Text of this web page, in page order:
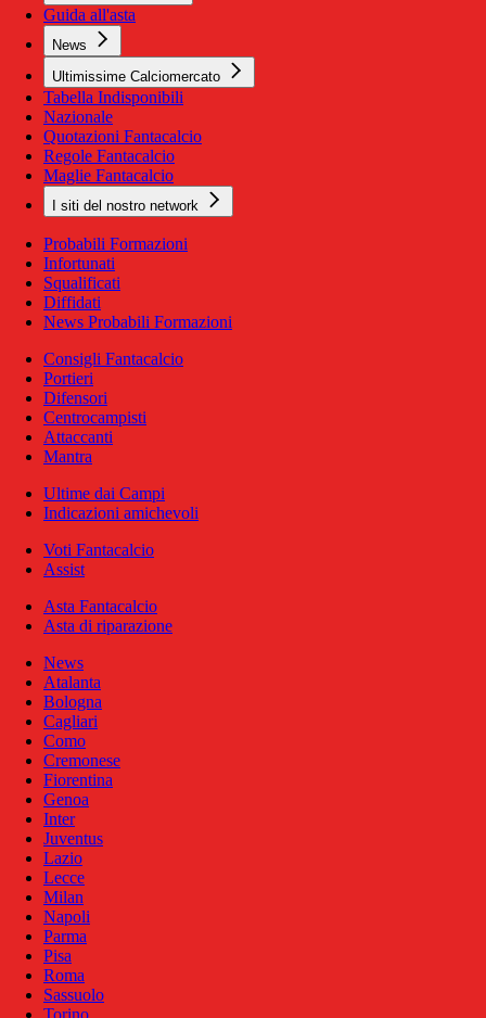
Guida all'asta
News
Ultimissime Calciomercato
Tabella Indisponibili
Nazionale
Quotazioni Fantacalcio
Regole Fantacalcio
Maglie Fantacalcio
I siti del nostro network
Probabili Formazioni
Infortunati
Squalificati
Diffidati
News Probabili Formazioni
Consigli Fantacalcio
Portieri
Difensori
Centrocampisti
Attaccanti
Mantra
Ultime dai Campi
Indicazioni amichevoli
Voti Fantacalcio
Assist
Asta Fantacalcio
Asta di riparazione
News
Atalanta
Bologna
Cagliari
Como
Cremonese
Fiorentina
Genoa
Inter
Juventus
Lazio
Lecce
Milan
Napoli
Parma
Pisa
Roma
Sassuolo
Torino